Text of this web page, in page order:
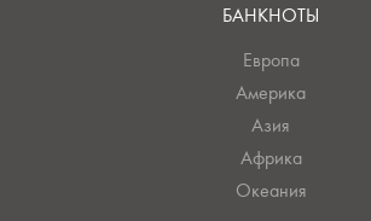
БАНКНОТЫ
Европа
Америка
Азия
Африка
Океания